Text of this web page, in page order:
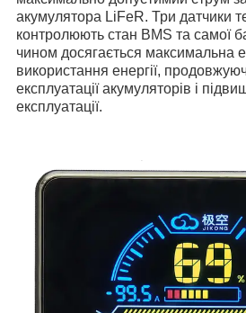
акумулятора LiFeR. Три датчики
контролюють стан BMS та самої
чином досягається максимальна
використання енергії,
експлуатації акумуляторів і
експлуатації.